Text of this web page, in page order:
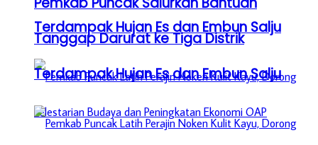
Terdampak Hujan Es dan Embun Salju
Tanggap Darurat ke Tiga Distrik
Terdampak Hujan Es dan Embun Salju